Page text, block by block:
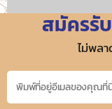
สมัครรั
ไม่พล